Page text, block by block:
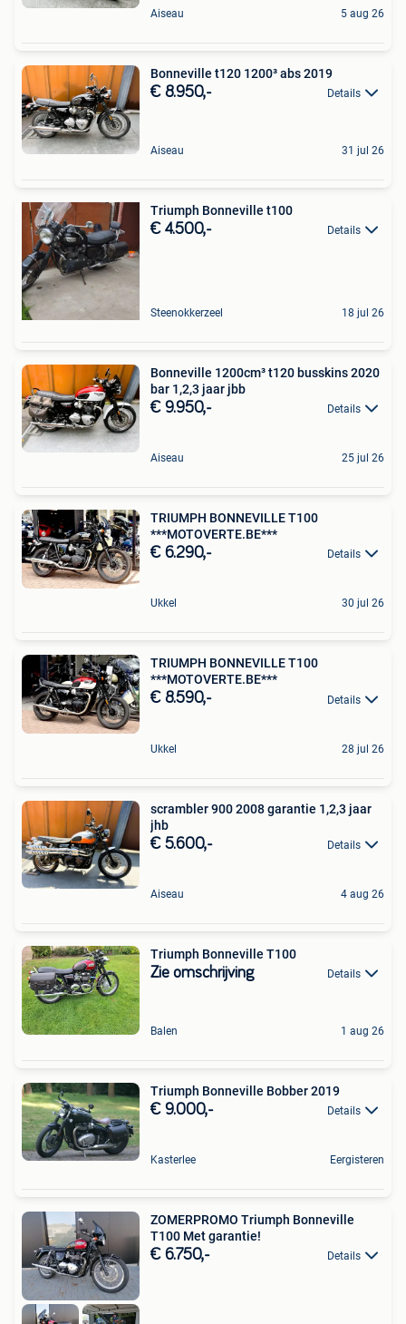
Aiseau 5 aug 26
Bonneville t120 1200³ abs 2019
€ 8.950,- Details
Aiseau 31 jul 26
Triumph Bonneville t100
€ 4.500,- Details
Steenokkerzeel 18 jul 26
Bonneville 1200cm³ t120 busskins 2020
bar 1,2,3 jaar jbb
€ 9.950,- Details
Aiseau 25 jul 26
TRIUMPH BONNEVILLE T100
***MOTOVERTE.BE***
€ 6.290,- Details
Ukkel 30 jul 26
TRIUMPH BONNEVILLE T100
***MOTOVERTE.BE***
€ 8.590,- Details
Ukkel 28 jul 26
scrambler 900 2008 garantie 1,2,3 jaar
jhb
€ 5.600,- Details
Aiseau 4 aug 26
Triumph Bonneville T100
Zie omschrijving Details
Balen 1 aug 26
Triumph Bonneville Bobber 2019
€ 9.000,- Details
Kasterlee Eergisteren
ZOMERPROMO Triumph Bonneville
T100 Met garantie!
€ 6.750,- Details